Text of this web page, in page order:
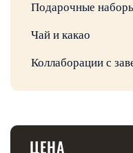
Подарочные
Чай и какао
Коллаборации с
ЦЕНА